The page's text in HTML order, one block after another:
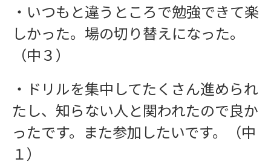
・いつもと違うところで勉強できて楽
しかった。場の切り替えになった。
（中３）
・ドリルを集中してたくさん進められ
たし、知らない人と関われたので良か
ったです。また参加したいです。（中
１）